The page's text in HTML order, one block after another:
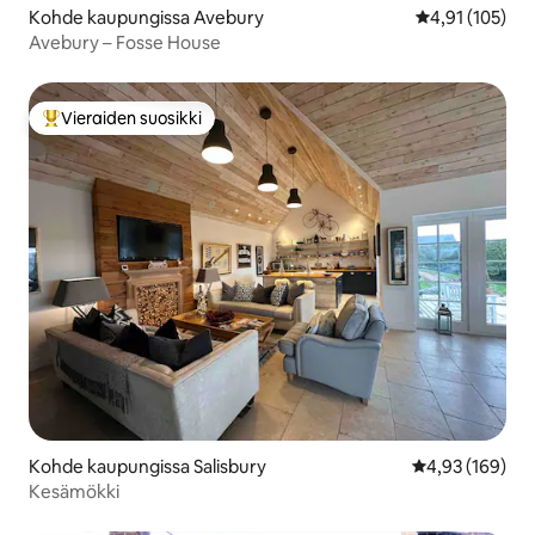
Kohde kaupungissa Avebury
4,91 (105)
Avebury – Fosse House
Vieraiden suosikkien parhaimmistoa
Vieraiden suosikki
Kohde kaupungissa Salisbury
4,93 (169)
Kesämökki